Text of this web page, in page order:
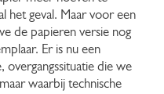
het geval. Maar voor een
de papieren versie nog
Er is nu een
overgangssituatie die we
waarbij technische